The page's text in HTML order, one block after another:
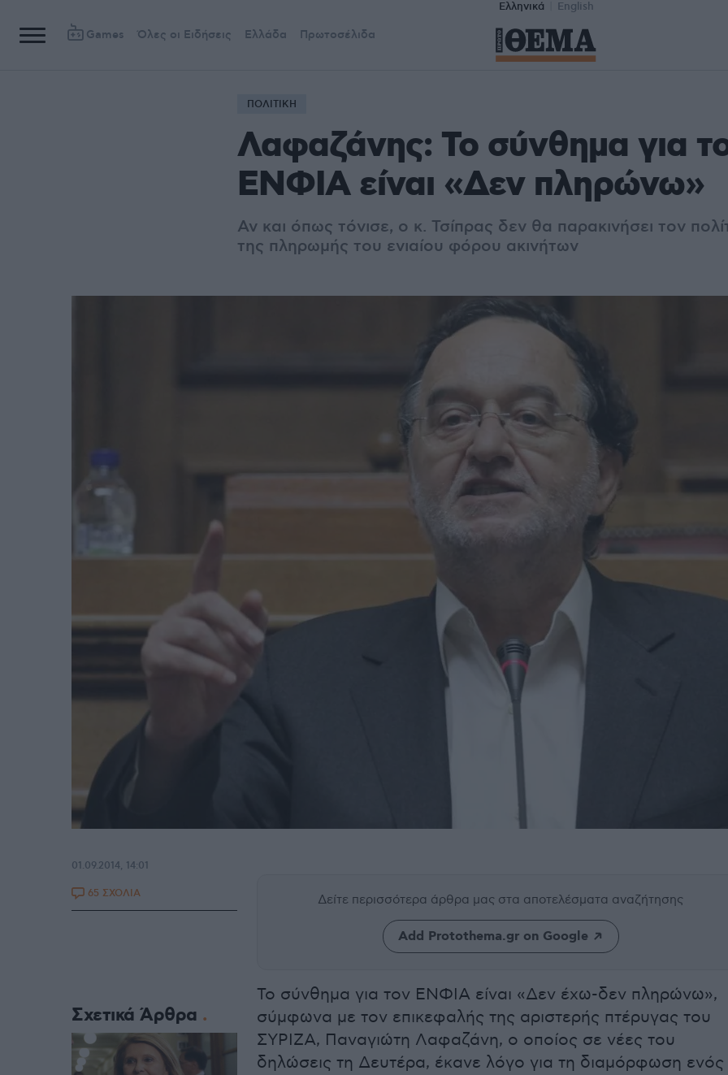
Ελληνικά English
Games Όλες οι Ειδήσεις Ελλάδα Πρωτοσέλιδα
ΠΟΛΙΤΙΚΗ
Λαφαζάνης: Το σύνθημα για
ΕΝΦΙΑ είναι «Δεν πληρώνω»
Αν και όπως τόνισε, ο κ. Τσίπρας δεν θα παρακινήσει τον
της πληρωμής του ενιαίου φόρου ακινήτων
Δείτε περισσότερα άρθρα μας στα αποτελέσματα αναζήτησης
Add Protothema.gr on Google
Το σύνθημα για τον ΕΝΦΙΑ είναι «Δεν έχω-δεν πληρώνω»,
σύμφωνα με τον επικεφαλής της αριστερής πτέρυγας του
ΣΥΡΙΖΑ, Παναγιώτη Λαφαζάνη, ο οποίος σε νέες του
δηλώσεις τη Δευτέρα, έκανε λόγο για τη διαμόρφωση ενός
01.09.2014, 14:01
65 ΣΧΟΛΙΑ
Σχετικά Άρθρα